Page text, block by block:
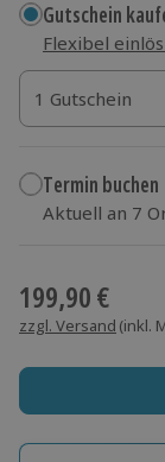
Gutschein
Flexibel
1 Gutschein
1 Gutschein
1 Gutschein
Termin buchen
Aktuell an 7
199,90 €
zzgl. Versand (inkl.